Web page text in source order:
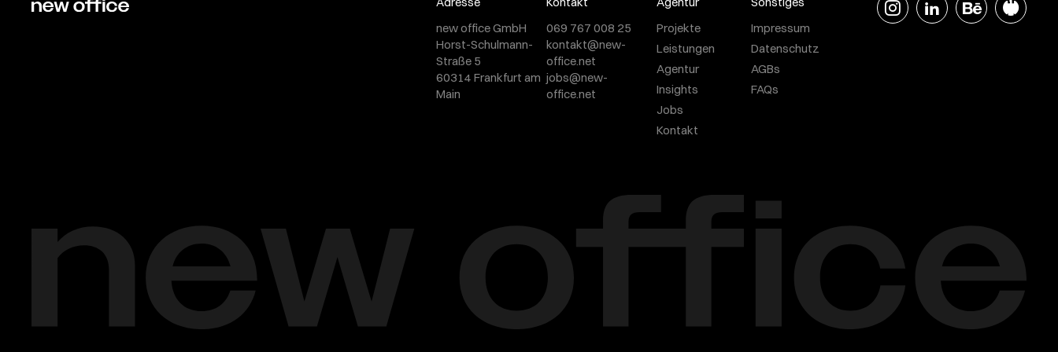
new office GmbH
Horst-Schulmann-
Straße 5
60314 Frankfurt am
Main
069 767 008 25
kontakt@new-
office.net
jobs@new-
office.net
Projekte
Leistungen
Agentur
Insights
Jobs
Kontakt
Impressum
Datenschutz
AGBs
FAQs